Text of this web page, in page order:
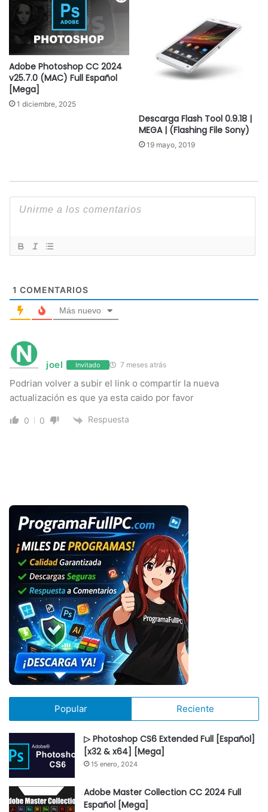
Adobe Photoshop CC 2024
v25.7.0 (MAC) Full Español
[Mega]
1 diciembre, 2025
Descarga Flash Tool 0.9.18 |
MEGA | (Flashing File Sony)
19 mayo, 2019
1 COMENTARIOS
Más nuevo
joel Invitado 7 meses atrás
Podrian volver a subir el link o compartir la nueva
actualización es que ya esta caido por favor
0 0 Respuesta
Popular Reciente
▷ Photoshop CS6 Extended Full [Español]
[x32 & x64] [Mega]
15 enero, 2024
Adobe Master Collection CC 2024 Full
Español [Mega]